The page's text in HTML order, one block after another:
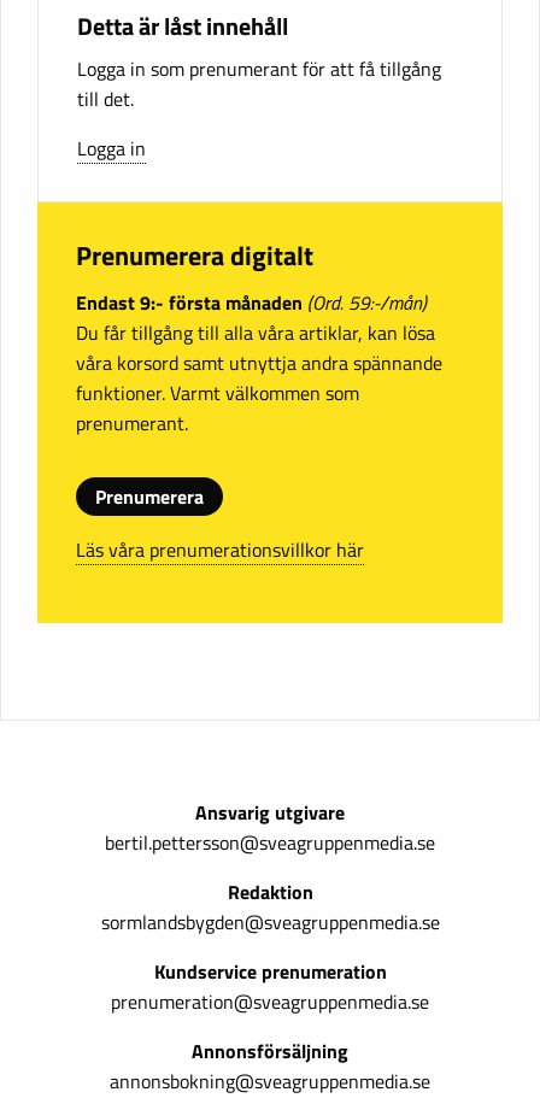
Detta är låst innehåll
Logga in som prenumerant för att få tillgång
till det.
Logga in
Prenumerera digitalt
Endast 9:- första månaden (Ord. 59:-/mån)
Du får tillgång till alla våra artiklar, kan lösa
våra korsord samt utnyttja andra spännande
funktioner. Varmt välkommen som
prenumerant.
Prenumerera
Läs våra prenumerationsvillkor här
Ansvarig utgivare
bertil.pettersson@sveagruppenmedia.se
Redaktion
sormlandsbygden@sveagruppenmedia.se
Kundservice prenumeration
prenumeration@sveagruppenmedia.se
Annonsförsäljning
annonsbokning@sveagruppenmedia.se